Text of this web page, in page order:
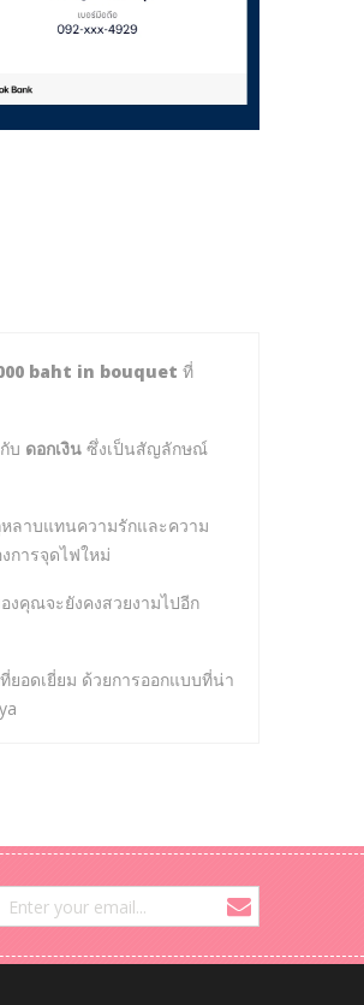
baht in bouquet ที่
บ ดอกเงิน ซึ่งเป็นสัญลักษณ์
ลาบแทนความรักและความ
การจุดไฟใหม่
งคุณจะยังคงสวยงามไปอีก
ยอดเยี่ยม ด้วยการออกแบบที่น่า